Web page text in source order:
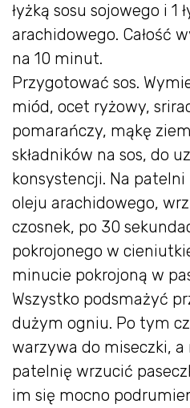
łyżką sosu sojowego i 1
arachidowego. Całość
na 10 minut.
Przygotować sos.
miód, ocet ryżowy,
pomarańczy, mąkę
składników na sos, do
konsystencji. Na patelni
oleju arachidowego,
czosnek, po 30
pokrojonego w
minucie pokrojoną w
Wszystko podsmażyć
dużym ogniu. Po tym
warzywa do miseczki, a
patelnię wrzucić
im się mocno